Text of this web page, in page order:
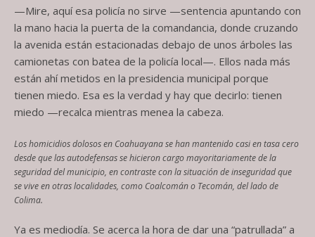
—Mire, aquí esa policía no sirve —sentencia apuntando con
la mano hacia la puerta de la comandancia, donde cruzando
la avenida están estacionadas debajo de unos árboles las
camionetas con batea de la policía local—. Ellos nada más
están ahí metidos en la presidencia municipal porque
tienen miedo. Esa es la verdad y hay que decirlo: tienen
miedo —recalca mientras menea la cabeza.
Los homicidios dolosos en Coahuayana se han mantenido casi en tasa cero
desde que las autodefensas se hicieron cargo mayoritariamente de la
seguridad del municipio, en contraste con la situación de inseguridad que
se vive en otras localidades, como Coalcomán o Tecomán, del lado de
Colima.
Ya es mediodía. Se acerca la hora de dar una “patrullada” a